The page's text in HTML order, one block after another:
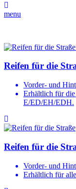
menu
Reifen für die
Vorder- und
Erhältlich für
E/ED/EH/EDH.
Reifen für die
Vorder- und
Erhältlich für